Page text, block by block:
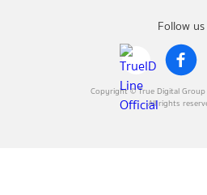
Follow us
Copyright © True Digital Group
All rights